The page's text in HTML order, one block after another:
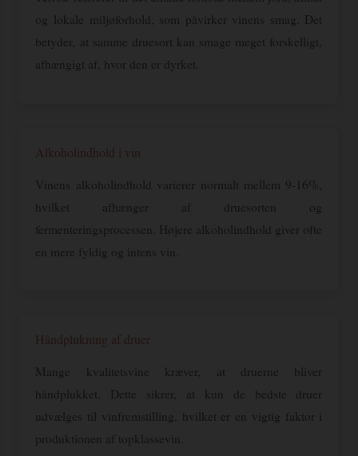
og lokale miljøforhold, som påvirker vinens smag. Det
betyder, at samme druesort kan smage meget forskelligt,
afhængigt af, hvor den er dyrket.
Alkoholindhold i vin
Vinens alkoholindhold varierer normalt mellem 9-16%,
hvilket afhænger af druesorten og
fermenteringsprocessen. Højere alkoholindhold giver ofte
en mere fyldig og intens vin.
Håndplukning af druer
Mange kvalitetsvine kræver, at druerne bliver
håndplukket. Dette sikrer, at kun de bedste druer
udvælges til vinfremstilling, hvilket er en vigtig faktor i
produktionen af topklassevin.